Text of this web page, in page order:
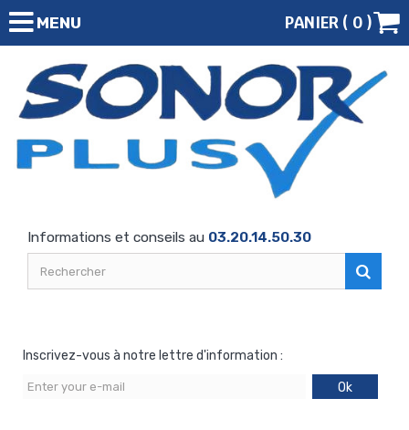
MENU PANIER ( 0 )
Informations et conseils au 03.20.14.50.30
Inscrivez-vous à notre lettre d'information :
Ok